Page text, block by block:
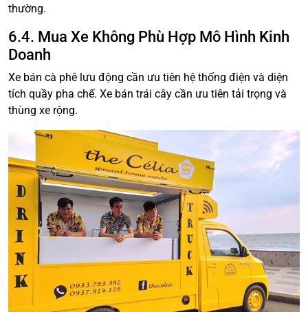
thường.
6.4. Mua Xe Không Phù Hợp Mô Hình Kinh
Doanh
Xe bán cà phê lưu động cần ưu tiên hệ thống điện và diện
tích quầy pha chế. Xe bán trái cây cần ưu tiên tải trọng và
thùng xe rộng.